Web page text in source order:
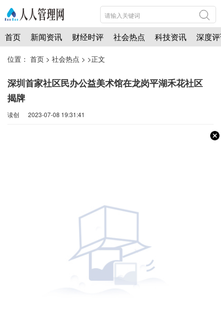
首页 新闻资讯 财经时评 社会热点 科技资讯 深度
位置： 首页 > 社会热点 > >正文
深圳首家社区民办公益美术馆在龙岗平湖禾花社区
揭牌
读创 2023-07-08 19:31:41